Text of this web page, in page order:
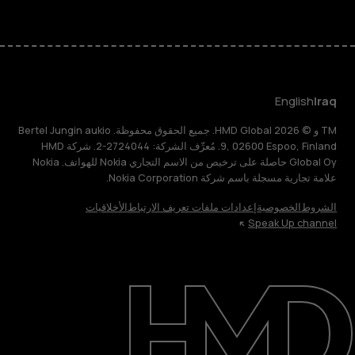
حول
الدعم
Iraq
English
TM و © 2026 HMD Global. جميع الحقوق محفوظة. Bertel Jungin aukio
9, 02600 Espoo, Finland. مُعرِّف الشركة: 2724044-2. شركة HMD
Global Oy حاصلة على ترخيص من الاسم التجاري Nokia للهواتف. Nokia
علامة تجارية مسجلة باسم شركة Nokia Corporation.
الشروطالخصوصيةإعدادات ملفات تعريف الارتباطالأخلاقيات
Speak Up channel